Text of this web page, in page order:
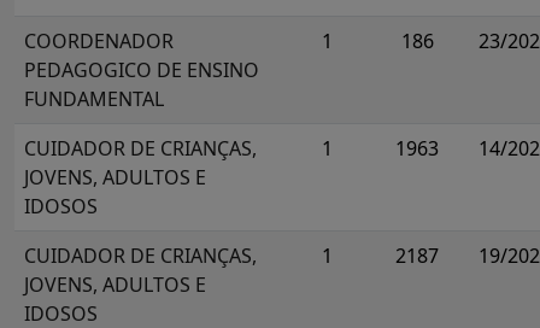
COORDENADOR
PEDAGOGICO DE ENSINO
FUNDAMENTAL
1 186 23/
CUIDADOR DE CRIANÇAS,
JOVENS, ADULTOS E
IDOSOS
1 1963 14/
CUIDADOR DE CRIANÇAS,
JOVENS, ADULTOS E
IDOSOS
1 2187 19/